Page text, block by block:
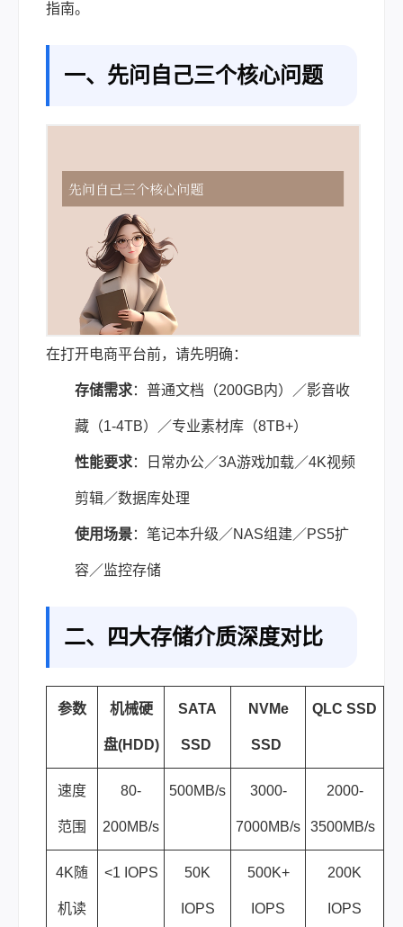
指南。
一、先问自己三个核心问题
在打开电商平台前，请先明确：
存储需求：普通文档（200GB内）／影音收
藏（1-4TB）／专业素材库（8TB+）
性能要求：日常办公／3A游戏加载／4K视频
剪辑／数据库处理
使用场景：笔记本升级／NAS组建／PS5扩
容／监控存储
二、四大存储介质深度对比
参数 机械硬
盘(HDD)
SATA
SSD
NVMe
SSD
QLC SSD
速度
范围
80-
200MB/s
500MB/s 3000-
7000MB/s
2000-
3500MB/s
4K随
机读
<1 IOPS 50K
IOPS
500K+
IOPS
200K
IOPS